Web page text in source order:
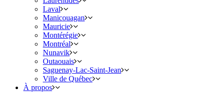
Laval
Manicouagan
Mauricie
Montérégie
Montréal
Nunavik
Outaouais
Saguenay-Lac-Saint-Jean
Ville de Québec
À propos